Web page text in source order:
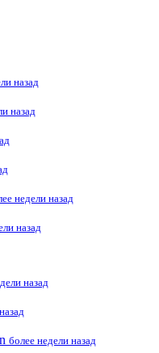
назад
назад
недели назад
назад
назад
более недели назад